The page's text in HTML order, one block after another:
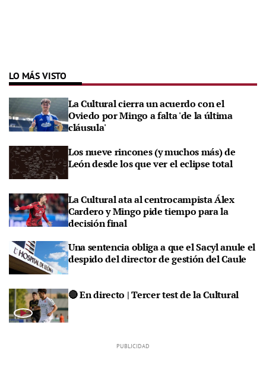
LO MÁS VISTO
La Cultural cierra un acuerdo con el
Oviedo por Mingo a falta 'de la última
cláusula'
Los nueve rincones (y muchos más) de
León desde los que ver el eclipse total
La Cultural ata al centrocampista Álex
Cardero y Mingo pide tiempo para la
decisión final
Una sentencia obliga a que el Sacyl anule el
despido del director de gestión del Caule
🔴 En directo | Tercer test de la Cultural